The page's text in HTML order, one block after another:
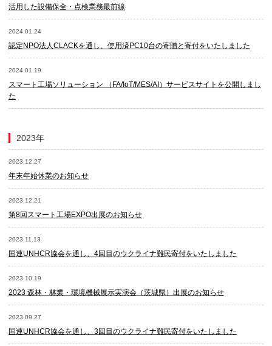
活用した設備保全・点検業務最前線
2024.01.24
認定NPO法人CLACKを通し、使用済PC10台の寄贈と寄付をいたしました
2024.01.19
スマート工場ソリューション （FA/IoT/MES/AI）サービスサイトを公開しまし
た
2023年
2023.12.27
年末年始休業のお知らせ
2023.12.21
第8回スマート工場EXPO出展のお知らせ
2023.11.13
国連UNHCR協会を通し、4回目のウクライナ難民寄付をいたしました
2023.10.19
2023 森林・林業・環境機械展示実演会（茨城県）出展のお知らせ
2023.09.27
国連UNHCR協会を通し、3回目のウクライナ難民寄付をいたしました